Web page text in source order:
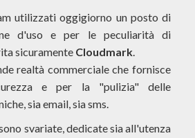
utilizzati oggigiorno un posto di
d'uso e per le peculiarità di
sicuramente Cloudmark.
realtà commerciale che fornisce
e per la "pulizia" delle
sia email, sia sms.
svariate, dedicate sia all'utenza